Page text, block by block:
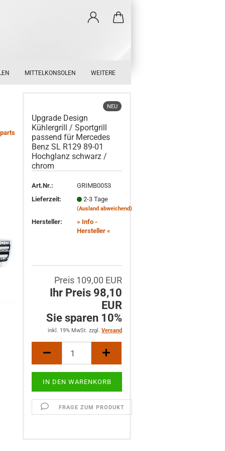
MITTELKONSOLEN WEITERE
NEU
Upgrade Design
Kühlergrill / Sportgrill
passend für Mercedes
Benz SL R129 89-01
Hochglanz schwarz /
chrom
Art.Nr.:
GRIMB0053
Lieferzeit:
2-3 Tage
(Ausland abweichend)
Hersteller:
» Info -
Hersteller «
Preis 109,00 EUR
Ihr Preis 98,10
EUR
Sie sparen 10%
inkl. 19% MwSt. zzgl. Versand
FRAGE ZUM PRODUKT